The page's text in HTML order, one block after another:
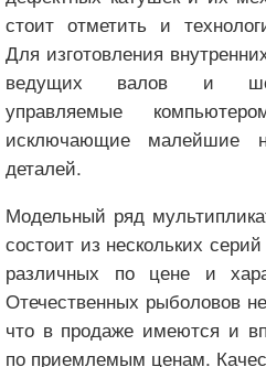
стоит отметить и
Для изготовления
ведущих валов и
управляемые
исключающие малейшие
деталей.
Модельный ряд
состоит из нескольких
различных по цене и
Отечественных рыболовов
что в продаже имеются и
по приемлемым ценам.